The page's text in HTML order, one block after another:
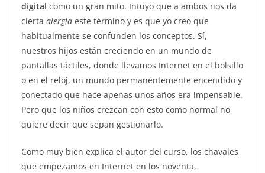
digital como un gran mito. Intuyo que a ambos nos da
cierta alergia este término y es que yo creo que
habitualmente se confunden los conceptos. Sí,
nuestros hijos están creciendo en un mundo de
pantallas táctiles, donde llevamos Internet en el bolsillo
o en el reloj, un mundo permanentemente encendido y
conectado que hace apenas unos años era impensable.
Pero que los niños crezcan con esto como normal no
quiere decir que sepan gestionarlo.
Como muy bien explica el autor del curso, los chavales
que empezamos en Internet en los noventa,